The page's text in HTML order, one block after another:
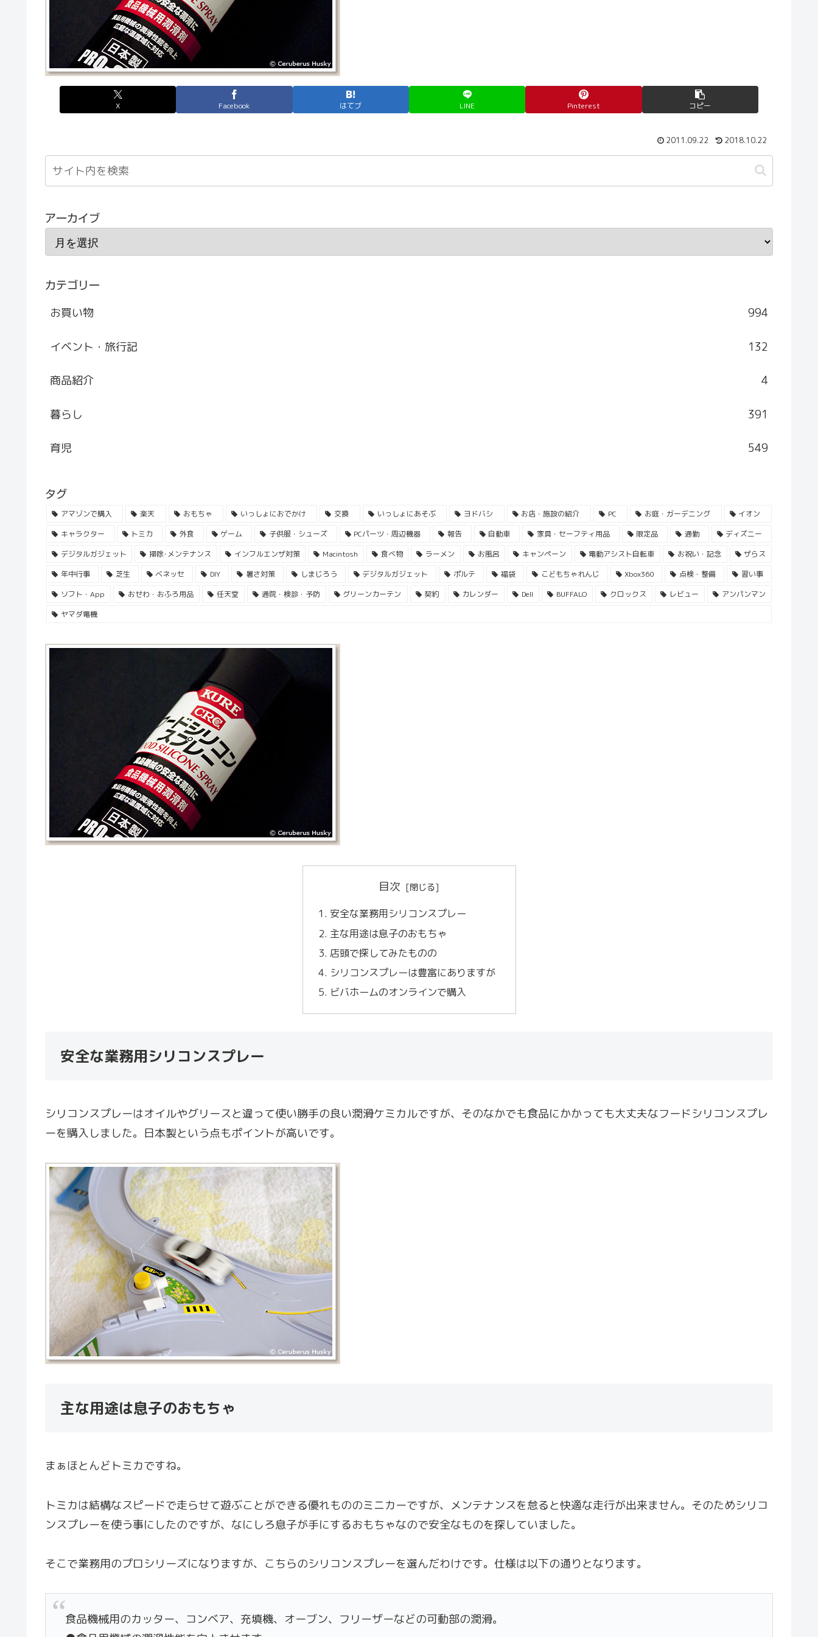
X Facebook はてブ LINE Pinterest コピー
2011.09.22 2018.10.22
アーカイブ
カテゴリー
お買い物 994
イベント・旅行記 132
商品紹介 4
暮らし 391
育児 549
タグ
アマゾンで購入 楽天 おもちゃ いっしょにおでかけ 交換 いっしょにあそぶ ヨドバシ お店・施設の紹介 PC お庭・ガーデニング
イオン
キャラクター
トミカ 外食 ゲーム 子供服・シューズ PCパーツ・周辺機器 報告 自動車 家具・セーフティ用品 限定品 通勤
ディズニー
デジタルガジェット
掃除･メンテナンス インフルエンザ対策 Macintosh 食べ物 ラーメン お風呂 キャンペーン 電動アシスト自転車 お祝い・記念
ザらス
年中行事
芝生 ベネッセ DIY 暑さ対策 しまじろう デジタルガジェット ポルテ 福袋 こどもちゃれんじ Xbox360 点検・整備
習い事
ソフト・App
おせわ・おふろ用品 任天堂 通院・検診・予防 グリーンカーテン 契約 カレンダー Dell BUFFALO クロックス レビュー
アンパンマン
ヤマダ電機
目次
安全な業務用シリコンスプレー
主な用途は息子のおもちゃ
店頭で探してみたものの
シリコンスプレーは豊富にありますが
ビバホームのオンラインで購入
安全な業務用シリコンスプレー
シリコンスプレーはオイルやグリースと違って使い勝手の良い潤滑ケミカルですが、そのなかでも食品にかかっても大丈夫なフードシリコンスプレ
ーを購入しました。日本製という点もポイントが高いです。
主な用途は息子のおもちゃ
まぁほとんどトミカですね。
トミカは結構なスピードで走らせて遊ぶことができる優れもののミニカーですが、メンテナンスを怠ると快適な走行が出来ません。そのためシリコ
ンスプレーを使う事にしたのですが、なにしろ息子が手にするおもちゃなので安全なものを探していました。
そこで業務用のプロシリーズになりますが、こちらのシリコンスプレーを選んだわけです。仕様は以下の通りとなります。
食品機械用のカッター、コンベア、充填機、オーブン、フリーザーなどの可動部の潤滑。